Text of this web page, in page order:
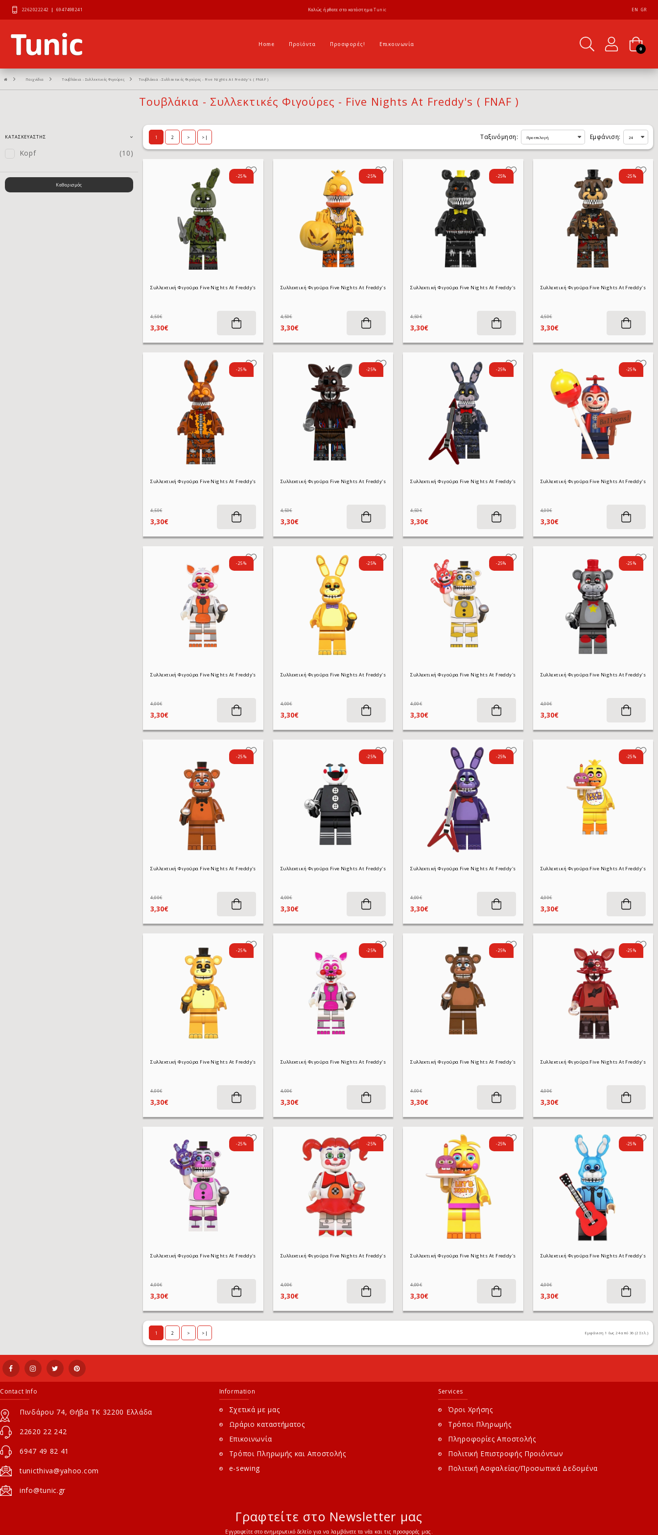
2262022242 | 6947498241 Καλώς ήρθατε στο κατάστημαTunic EN GR
Home Προϊόντα Προσφορές! Επικοινωνία
0
Παιχνίδια Τουβλάκια - Συλλεκτικές Φιγούρες Τουβλάκια - Συλλεκτικές Φιγούρες - Five Nights At Freddy's ( FNAF )
Τουβλάκια - Συλλεκτικές Φιγούρες - Five Nights At Freddy's ( FNAF )
ΚΑΤΑΣΚΕΥΑΣΤΉΣ
Kopf (10)
Καθαρισμός
1 2 > >| Ταξινόμηση: Εμφάνιση:
-25%
Συλλεκτική Φιγούρα Five Nights At Freddy's WM2639 Springtrap 4,5 cm
3,30€
4,50€
-25%
Συλλεκτική Φιγούρα Five Nights At Freddy's WM2635 Nightmare Chica 4,5 cm
3,30€
4,50€
-25%
Συλλεκτική Φιγούρα Five Nights At Freddy's WM2638 Nightmare Freddy 4,5 cm
3,30€
4,50€
-25%
3,30€
4,50€
-25%
Συλλεκτική Φιγούρα Five Nights At Freddy's WM2640 Jack-O-Bonnie 4,5 cm
3,30€
4,50€
-25%
Συλλεκτική Φιγούρα Five Nights At Freddy's WM2636 Phantom Foxy 4,5 cm
3,30€
4,50€
-25%
Συλλεκτική Φιγούρα Five Nights At Freddy's WM2641 Nightmare Bonnie 4,5 cm
3,30€
4,50€
-25%
3,30€
4,00€
-25%
Συλλεκτική Φιγούρα Five Nights At Freddy's WM2024 Lolbit 4,5 cm
3,30€
4,00€
-25%
Συλλεκτική Φιγούρα Five Nights At Freddy's WM2023 Golden Bonnie 4,5 cm
3,30€
4,00€
-25%
Συλλεκτική Φιγούρα Five Nights At Freddy's WM2022 Golden FunTime Freddy 4,5 cm
3,30€
4,00€
-25%
3,30€
4,00€
-25%
Συλλεκτική Φιγούρα Five Nights At Freddy's WM836 Toy Freddy 4,5 cm
3,30€
4,00€
-25%
Συλλεκτική Φιγούρα Five Nights At Freddy's KF1391 No Face Man 4,5 cm
3,30€
4,00€
-25%
Συλλεκτική Φιγούρα Five Nights At Freddy's WM832 Bonnie 4,5 cm
3,30€
4,00€
-25%
3,30€
4,00€
-25%
Συλλεκτική Φιγούρα Five Nights At Freddy's WM835 Golden Freddy 4,5 cm
3,30€
4,00€
-25%
Συλλεκτική Φιγούρα Five Nights At Freddy's WM2020 FunTime Foxy 4,5 cm
3,30€
4,00€
-25%
Συλλεκτική Φιγούρα Five Nights At Freddy's WM834 Freddy 4,5 cm
3,30€
4,00€
-25%
3,30€
4,00€
-25%
Συλλεκτική Φιγούρα Five Nights At Freddy's WM2021 Funtime Freddy 4,5 cm
3,30€
4,00€
-25%
Συλλεκτική Φιγούρα Five Nights At Freddy's WM2018 Circus Baby 4,5 cm
3,30€
4,00€
-25%
Συλλεκτική Φιγούρα Five Nights At Freddy's WM838 Toy Chica 4,5 cm
3,30€
4,00€
-25%
3,30€
4,00€
1 2 > >| Εμφάνιση 1 έως 24 από 36 (2 Σελ.)
Contact Info
Πινδάρου 74, Θήβα ΤΚ 32200 Ελλάδα
22620 22 242
6947 49 82 41
tunicthiva@yahoo.com
info@tunic.gr
Information
Σχετικά με μας
Ωράριο καταστήματος
Επικοινωνία
Τρόποι Πληρωμής και Αποστολής
e-sewing
Services
Όροι Χρήσης
Τρόποι Πληρωμής
Πληροφορίες Αποστολής
Πολιτική Επιστροφής Προιόντων
Πολιτική Ασφαλείας/Προσωπικά Δεδομένα
Γραφτείτε στο Newsletter μας
Εγγραφείτε στο ενημερωτικό δελτίο για να λαμβάνετε τα νέα και τις προσφορές μας.